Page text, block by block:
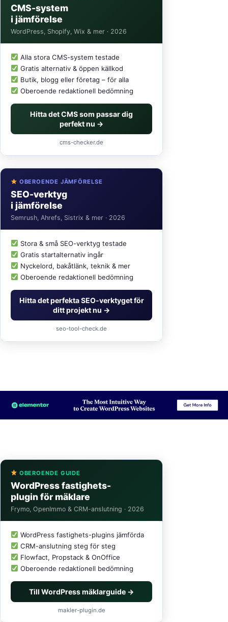
CMS-system
i jämförelse
WordPress, Shopify, Wix & mer · 2026
Alla stora CMS-system testade
Gratis alternativ & öppen källkod
Butik, blogg eller företag – för alla
Oberoende redaktionell bedömning
Hitta det CMS som passar dig
perfekt nu →
cms-checker.de
OBEROENDE JÄMFÖRELSE
SEO-verktyg
i jämförelse
Semrush, Ahrefs, Sistrix & mer · 2026
Stora & små SEO-verktyg testade
Gratis startalternativ ingår
Nyckelord, bakåtlänk, teknik & mer
Oberoende redaktionell bedömning
Hitta det perfekta SEO-verktyget för
ditt projekt nu →
seo-tool-check.de
OBEROENDE GUIDE
WordPress fastighets-
plugin för mäklare
Frymo, OpenImmo & CRM-anslutning · 2026
WordPress fastighets-plugins jämförda
CRM-anslutning steg för steg
Flowfact, Propstack & OnOffice
Oberoende redaktionell bedömning
Till WordPress mäklarguide →
makler-plugin.de